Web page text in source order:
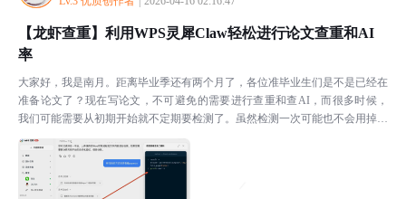
【龙虾查重】利用WPS灵犀Claw轻松进行论文查重和AI
率
大家好，我是南月。距离毕业季还有两个月了，各位准毕业生们是不是已经在
准备论文了？现在写论文，不可避免的需要进行查重和查AI，而很多时候，
我们可能需要从初期开始就不定期要检测了。虽然检测一次可能也不会用掉几
分钟的时间，但是把检测的事扔给灵犀Claw，检测次数...